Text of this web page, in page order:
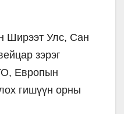
Ширээт Улс, Сан
зэрэг
Европын
гишүүн орны